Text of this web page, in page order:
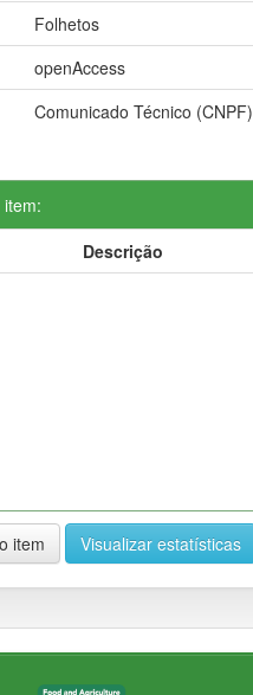
Folhetos
openAccess
Comunicado Técnico (CNPF)
Descrição
item Visualizar estatísticas